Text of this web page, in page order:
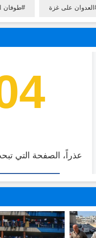
العدوان على غزة طوفان